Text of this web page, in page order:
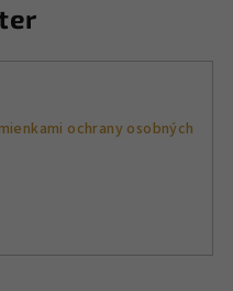
ochrany osobných